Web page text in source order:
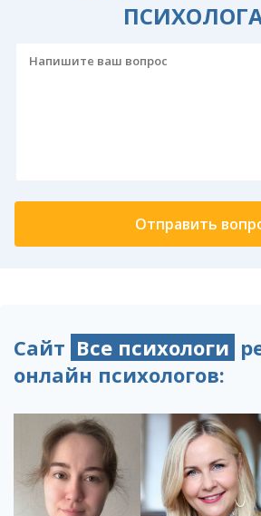
Сайт Все психологи
онлайн психологов: